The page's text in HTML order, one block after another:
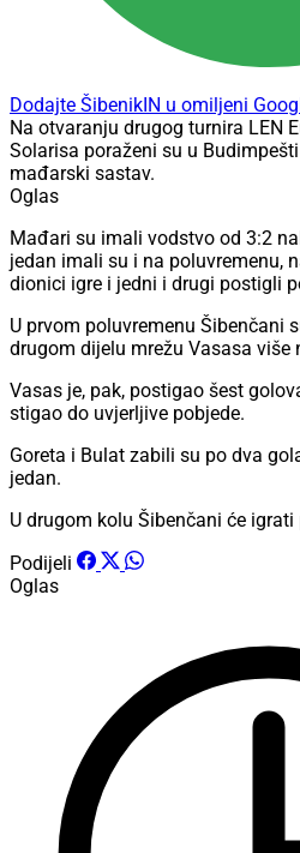
Dodajte ŠibenikIN u omiljeni
Na otvaranju drugog turnira LEN
Solarisa poraženi su u
mađarski sastav.
Oglas
Mađari su imali vodstvo od 3:2
jedan imali su i na poluvremenu,
dionici igre i jedni i drugi postigli
U prvom poluvremenu Šibenčani
drugom dijelu mrežu Vasasa više
Vasas je, pak, postigao šest
stigao do uvjerljive pobjede.
Goreta i Bulat zabili su po dva
jedan.
U drugom kolu Šibenčani će
Podijeli
Oglas